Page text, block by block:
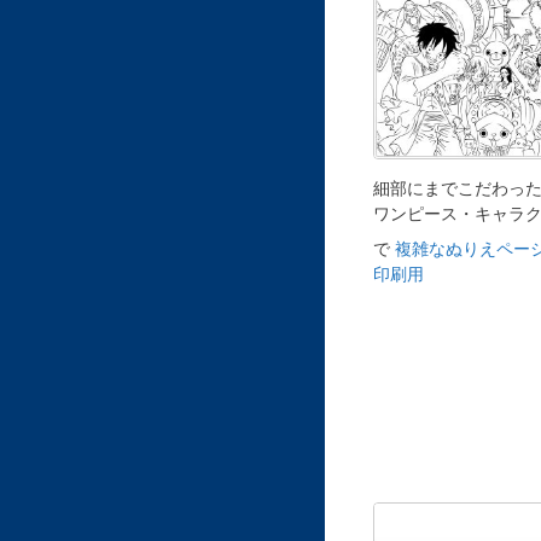
細部にまでこだわっ
ワンピース・キャラ
で 複雑なぬりえペー
印刷用